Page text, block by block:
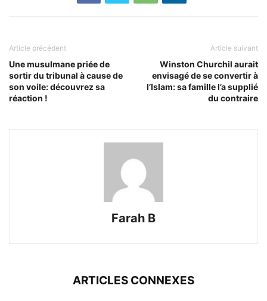
Article précédent
Une musulmane priée de
sortir du tribunal à cause de
son voile: découvrez sa
réaction !
Article suivant
Winston Churchil aurait
envisagé de se convertir à
l’Islam: sa famille l’a supplié
du contraire
Farah B
ARTICLES CONNEXES